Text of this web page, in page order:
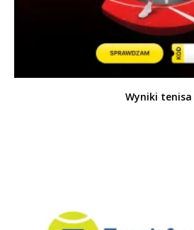
Wyniki tenisa